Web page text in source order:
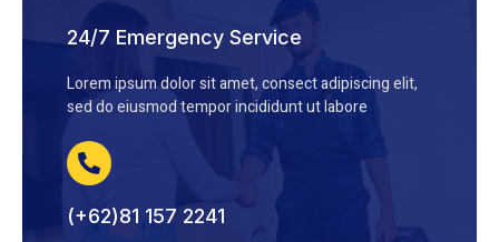
24/7 Emergency Service
Lorem ipsum dolor sit amet, consect adipiscing elit,
sed do eiusmod tempor incididunt ut labore
(+62)81 157 2241